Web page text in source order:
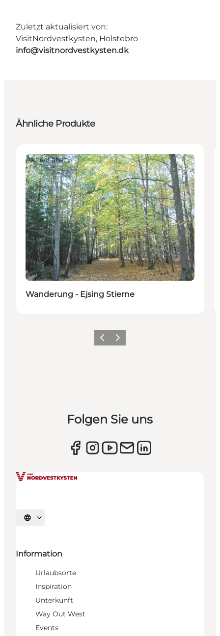
Zuletzt aktualisiert von:
VisitNordvestkysten, Holstebro
info@visitnordvestkysten.dk
Ähnliche Produkte
Aktivitäten
Wanderung - Ejsing Stierne
ZurückWeiter
Folgen Sie uns
Sprache auswählen
Information
Urlaubsorte
Inspiration
Unterkunft
Way Out West
Events